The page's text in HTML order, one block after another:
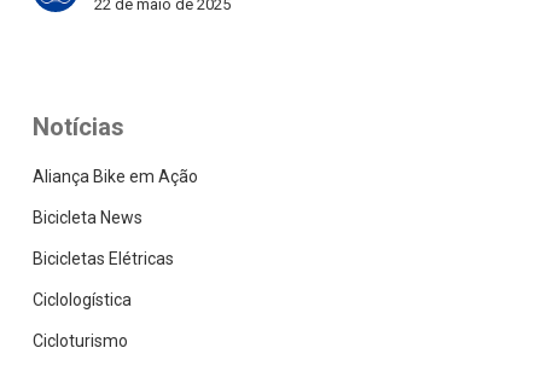
de
Nové
22 de maio de 2025
Notícias
Aliança Bike em Ação
Bicicleta News
Bicicletas Elétricas
Ciclologística
Cicloturismo